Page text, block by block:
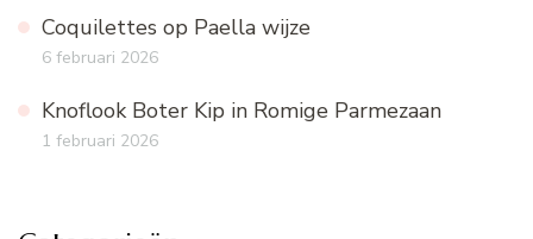
Coquilettes op Paella wijze
6 februari 2026
Knoflook Boter Kip in Romige Parmezaan
1 februari 2026